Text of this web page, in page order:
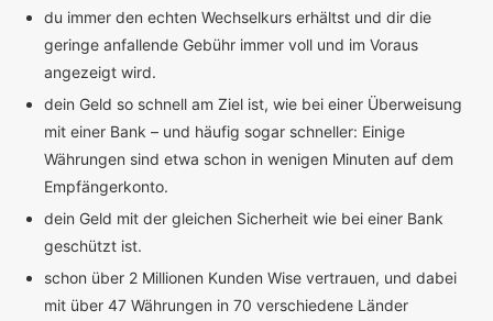
du immer den echten Wechselkurs erhältst und dir die
geringe anfallende Gebühr immer voll und im Voraus
angezeigt wird.
dein Geld so schnell am Ziel ist, wie bei einer Überweisung
mit einer Bank – und häufig sogar schneller: Einige
Währungen sind etwa schon in wenigen Minuten auf dem
Empfängerkonto.
dein Geld mit der gleichen Sicherheit wie bei einer Bank
geschützt ist.
schon über 2 Millionen Kunden Wise vertrauen, und dabei
mit über 47 Währungen in 70 verschiedene Länder